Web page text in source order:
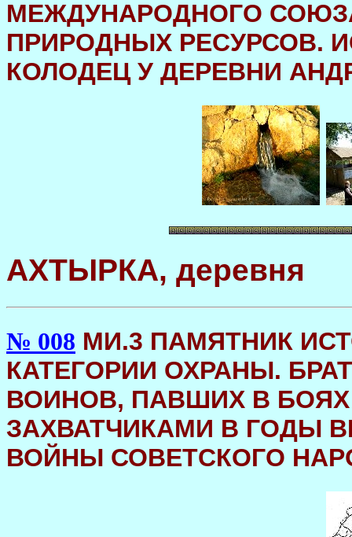
МЕЖДУНАРОДНОГО
ПРИРОДНЫХ РЕСУРСОВ.
КОЛОДЕЦ У ДЕРЕВНИ
АХТЫРКА, деревня
№ 008 МИ.3 ПАМЯТНИК
КАТЕГОРИИ ОХРАНЫ.
ВОИНОВ, ПАВШИХ В
ЗАХВАТЧИКАМИ В ГОДЫ
ВОЙНЫ СОВЕТСКОГО